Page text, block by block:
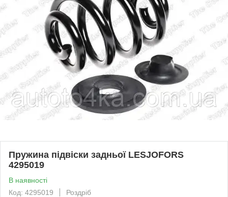
Пружина підвіски задньої LESJOFORS
4295019
В наявності
Код: 4295019
Роздріб